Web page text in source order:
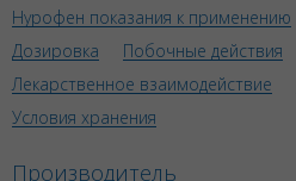
Нурофен показания к применению
Дозировка
Побочные действия
Лекарственное взаимодействие
Условия хранения
Производитель